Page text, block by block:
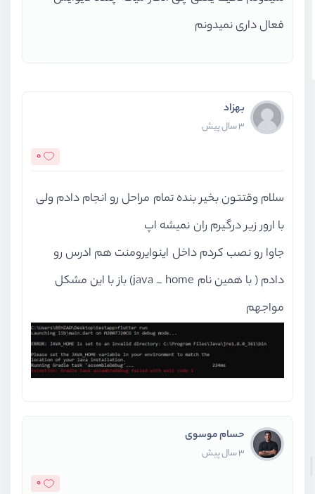
فعال داری نمیدونم
بهزاد
3 سال پیش
0
سلام وقتتون بخیر بنده تمام مراحل رو انجام دادم ولی
با ارور زیر درگیرم ران نمیشه اپ
جاوا رو نصب کردم داخل اینوایرومنت هم ادرس رو
دادم ( با همین نام java _ home) باز با این مشکل
مواجهم
حسام موسوی
3 سال پیش
0